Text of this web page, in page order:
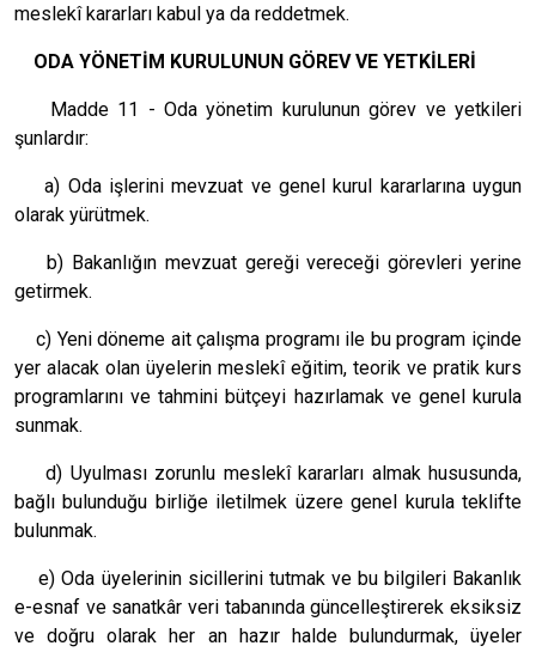
meslekî kararları kabul ya da reddetmek.
ODA YÖNETİM KURULUNUN GÖREV VE YETKİLERİ
Madde 11 - Oda yönetim kurulunun görev ve yetkileri
şunlardır:
a) Oda işlerini mevzuat ve genel kurul kararlarına uygun
olarak yürütmek.
b) Bakanlığın mevzuat gereği vereceği görevleri yerine
getirmek.
c) Yeni döneme ait çalışma programı ile bu program içinde
yer alacak olan üyelerin meslekî eğitim, teorik ve pratik kurs
programlarını ve tahmini bütçeyi hazırlamak ve genel kurula
sunmak.
d) Uyulması zorunlu meslekî kararları almak hususunda,
bağlı bulunduğu birliğe iletilmek üzere genel kurula teklifte
bulunmak.
e) Oda üyelerinin sicillerini tutmak ve bu bilgileri Bakanlık
e-esnaf ve sanatkâr veri tabanında güncelleştirerek eksiksiz
ve doğru olarak her an hazır halde bulundurmak, üyeler